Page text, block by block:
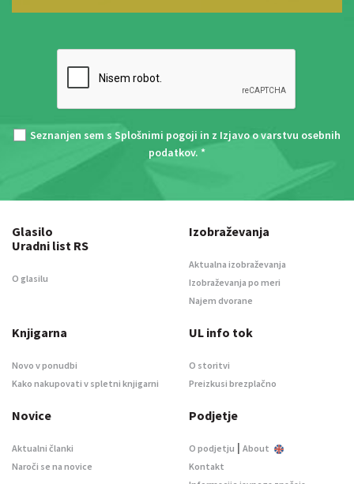
Seznanjen sem s Splošnimi pogoji in z Izjavo o varstvu osebnih
podatkov. *
Glasilo
Uradni list RS
O glasilu
Izobraževanja
Aktualna izobraževanja
Izobraževanja po meri
Najem dvorane
Knjigarna
Novo v ponudbi
Kako nakupovati v spletni knjigarni
UL info tok
O storitvi
Preizkusi brezplačno
Novice
Aktualni članki
Naroči se na novice
Podjetje
O podjetju | About
Kontakt